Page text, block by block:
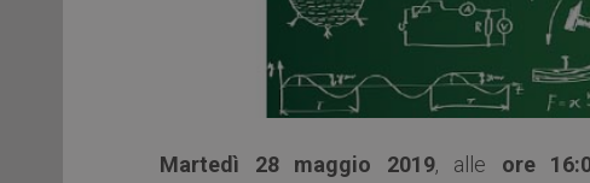
Martedì 28 maggio 2019, alle ore